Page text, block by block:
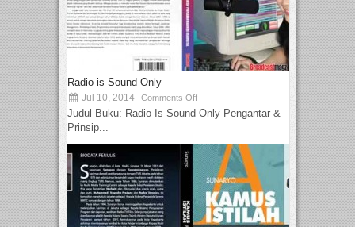
Radio is Sound Only
Jul 10, 2014 Comments Off
Judul Buku: Radio Is Sound Only Pengantar &
Prinsip...